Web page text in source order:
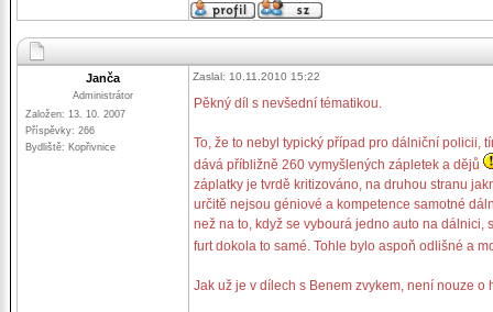
Janča
Administrátor
Založen: 13. 10. 2007
Příspěvky: 266
Bydliště: Kopřivnice
Zaslal: 10.11.2010 15:22
Pěkný díl s nevšední tématikou.
To, že to nebyl typický případ pro dálniční policii,
dává příbližně 260 vymyšlených zápletek a dějů
záplatky je tvrdě kritizováno, na druhou stranu
určitě nejsou géniové a kompetence samotné
než na to, když se vybourá jedno auto na dálnici,
furt dokola to samé. Tohle bylo aspoň odlišné a
Jak už je v dílech s Benem zvykem, není nouze o